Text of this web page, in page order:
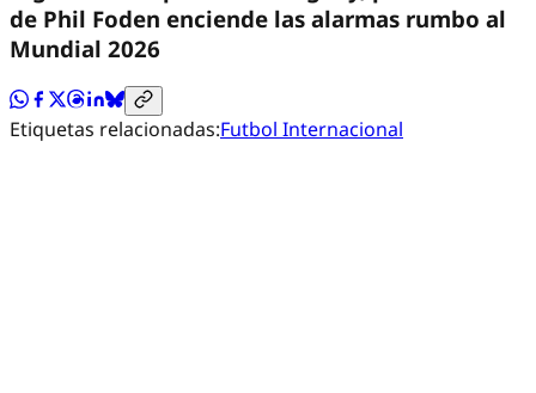
de Phil Foden enciende las alarmas rumbo al
Mundial 2026
Etiquetas relacionadas:Futbol Internacional